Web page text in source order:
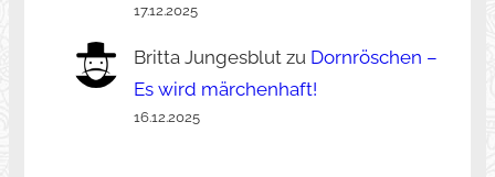
17.12.2025
Britta Jungesblutzu Dornröschen –
Es wird märchenhaft!
16.12.2025